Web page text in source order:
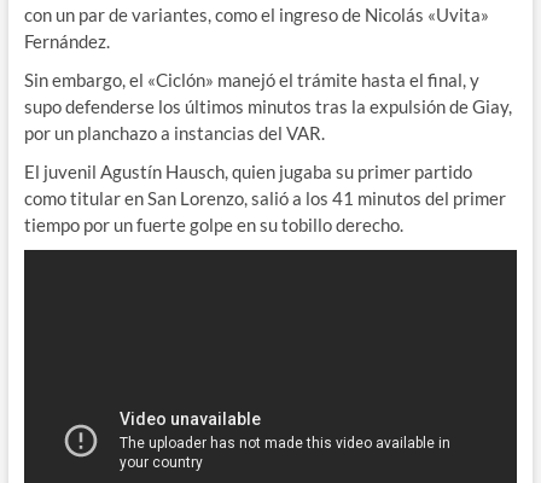
con un par de variantes, como el ingreso de Nicolás «Uvita»
Fernández.
Sin embargo, el «Ciclón» manejó el trámite hasta el final, y
supo defenderse los últimos minutos tras la expulsión de Giay,
por un planchazo a instancias del VAR.
El juvenil Agustín Hausch, quien jugaba su primer partido
como titular en San Lorenzo, salió a los 41 minutos del primer
tiempo por un fuerte golpe en su tobillo derecho.